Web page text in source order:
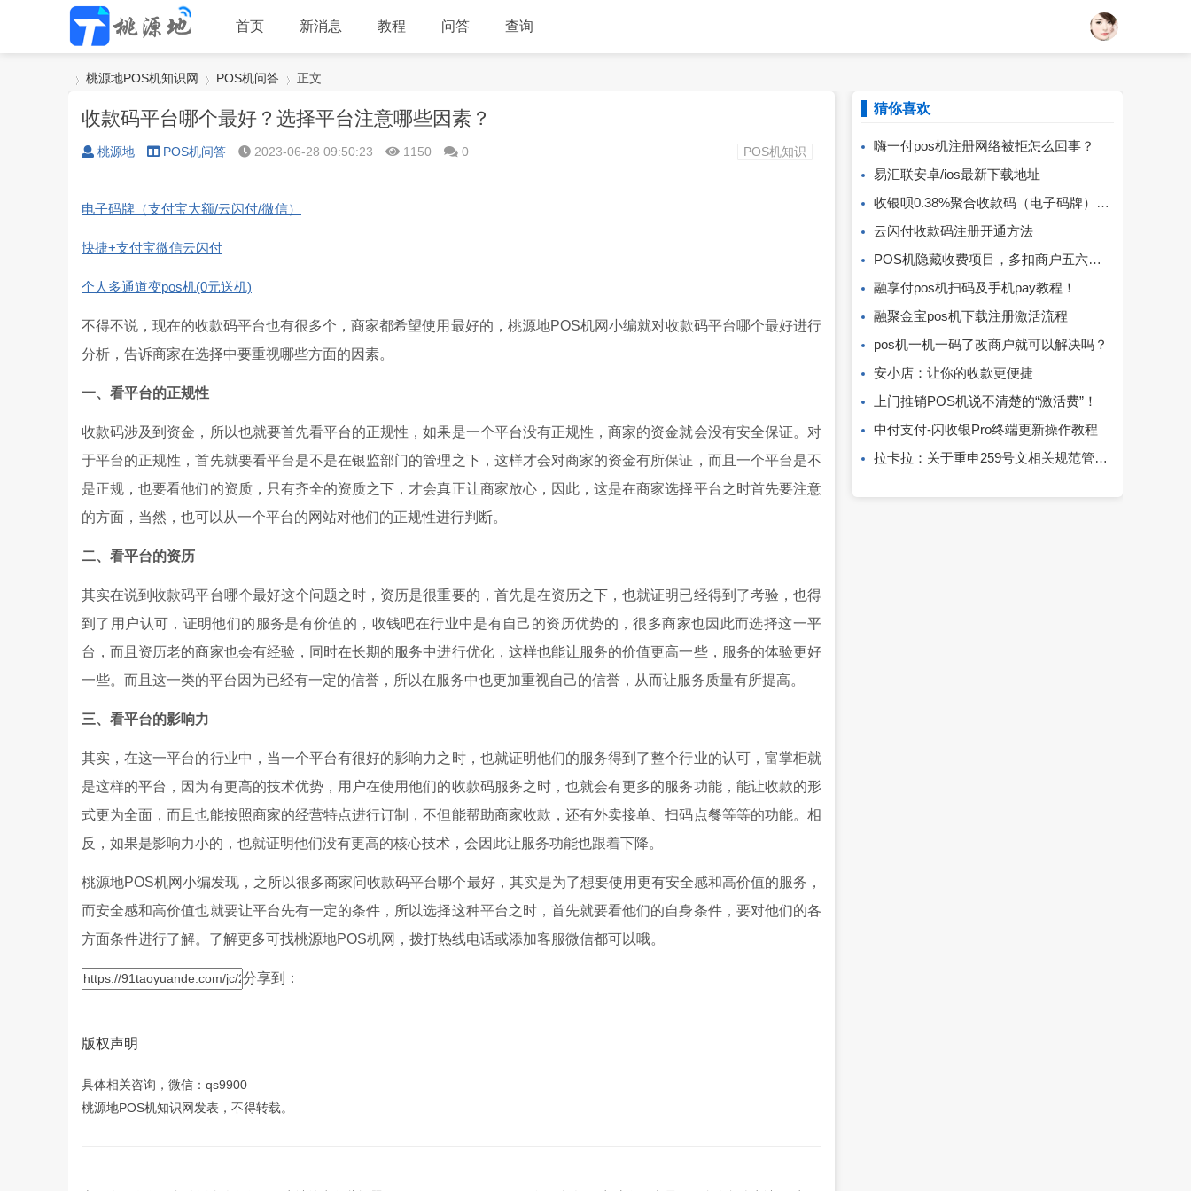
首页 新消息 教程 问答 查询
桃源地POS机知识网
›
POS机问答
›
正文
收款码平台哪个最好？选择平台注意哪些因素？
桃源地 POS机问答 2023-06-28 09:50:23 1150 0 POS机知识
电子码牌（支付宝大额/云闪付/微信）
快捷+支付宝微信云闪付
个人多通道变pos机(0元送机)
不得不说，现在的收款码平台也有很多个，商家都希望使用最好的，桃源地POS机网小编就对收款码平台哪个最好进行
分析，告诉商家在选择中要重视哪些方面的因素。
一、看平台的正规性
收款码涉及到资金，所以也就要首先看平台的正规性，如果是一个平台没有正规性，商家的资金就会没有安全保证。对
于平台的正规性，首先就要看平台是不是在银监部门的管理之下，这样才会对商家的资金有所保证，而且一个平台是不
是正规，也要看他们的资质，只有齐全的资质之下，才会真正让商家放心，因此，这是在商家选择平台之时首先要注意
的方面，当然，也可以从一个平台的网站对他们的正规性进行判断。
二、看平台的资历
其实在说到收款码平台哪个最好这个问题之时，资历是很重要的，首先是在资历之下，也就证明已经得到了考验，也得
到了用户认可，证明他们的服务是有价值的，收钱吧在行业中是有自己的资历优势的，很多商家也因此而选择这一平
台，而且资历老的商家也会有经验，同时在长期的服务中进行优化，这样也能让服务的价值更高一些，服务的体验更好
一些。而且这一类的平台因为已经有一定的信誉，所以在服务中也更加重视自己的信誉，从而让服务质量有所提高。
三、看平台的影响力
其实，在这一平台的行业中，当一个平台有很好的影响力之时，也就证明他们的服务得到了整个行业的认可，富掌柜就
是这样的平台，因为有更高的技术优势，用户在使用他们的收款码服务之时，也就会有更多的服务功能，能让收款的形
式更为全面，而且也能按照商家的经营特点进行订制，不但能帮助商家收款，还有外卖接单、扫码点餐等等的功能。相
反，如果是影响力小的，也就证明他们没有更高的核心技术，会因此让服务功能也跟着下降。
桃源地POS机网小编发现，之所以很多商家问收款码平台哪个最好，其实是为了想要使用更有安全感和高价值的服务，
而安全感和高价值也就要让平台先有一定的条件，所以选择这种平台之时，首先就要看他们的自身条件，要对他们的各
方面条件进行了解。了解更多可找桃源地POS机网，拨打热线电话或添加客服微信都可以哦。
分享到：
版权声明
具体相关咨询，微信：qs9900
桃源地POS机知识网发表，不得转载。
猜你喜欢
嗨一付pos机注册网络被拒怎么回事？
易汇联安卓/ios最新下载地址
收银呗0.38%聚合收款码（电子码牌）注册开通及使用方法！
云闪付收款码注册开通方法
POS机隐藏收费项目，多扣商户五六千！
融享付pos机扫码及手机pay教程！
融聚金宝pos机下载注册激活流程
pos机一机一码了改商户就可以解决吗？
安小店：让你的收款更便捷
上门推销POS机说不清楚的“激活费”！
中付支付-闪收银Pro终端更新操作教程
拉卡拉：关于重申259号文相关规范管理要求的通知